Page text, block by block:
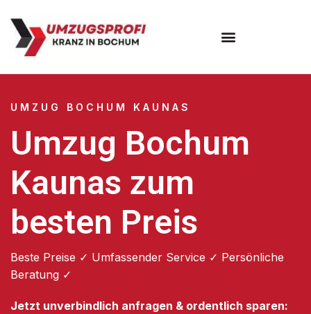
UMZUG BOCHUM KAUNAS
Umzug Bochum
Kaunas zum
besten Preis
Beste Preise ✓ Umfassender Service ✓ Persönliche
Beratung ✓
Jetzt unverbindlich anfragen & ordentlich sparen: